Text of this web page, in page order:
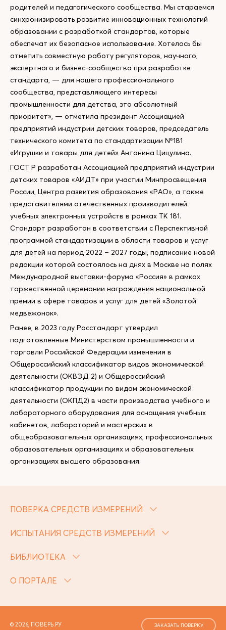
родителей и педагогического сообщества. Мы стараемся
синхронизировать развитие инновационных технологий
образовании с разработкой стандартов, которые
обеспечат их безопасное использование. Хотелось бы
отметить совместную работу регуляторов, научного,
экспертного и бизнес-сообщества при разработке
стандарта, — для нашего профессионального
сообщества, представляющего интересы
промышленности для детства, это абсолютный
приоритет», — отметила президент Ассоциацией
предприятий индустрии детских товаров, председатель
технического комитета по стандартизации №181
«Игрушки и товары для детей» Антонина Цицулина.
ГОСТ Р разработан Ассоциацией предприятий индустрии
детских товаров «АИДТ» при участии Минпросвещения
России, Центра развития образования «РАО», а также
представителями отечественных производителей
учебных электронных устройств в рамках ТК 181.
Стандарт разработан в соответствии с Перспективной
программой стандартизации в области товаров и услуг
для детей на период 2022 – 2027 годы, подписание новой
редакции которой состоялось на днях в Москве на полях
Международной выставки-форума «Россия» в рамках
торжественной церемонии награждения национальной
премии в сфере товаров и услуг для детей «Золотой
медвежонок».
Ранее, в 2023 году Росстандарт утвердил
подготовленные Министерством промышленности и
торговли Российской Федерации изменения в
Общероссийский классификатор видов экономической
деятельности (ОКВЭД 2) и Общероссийский
классификатор продукции по видам экономической
деятельности (ОКПД2) в части производства учебного и
лабораторного оборудования для оснащения учебных
кабинетов, лабораторий и мастерских в
общеобразовательных организациях, профессиональных
образовательных организациях и образовательных
организациях высшего образования.
ПОВЕРКА СРЕДСТВ ИЗМЕРЕНИЙ
ИСПЫТАНИЯ СРЕДСТВ ИЗМЕРЕНИЙ
БИБЛИОТЕКА
О ПОРТАЛЕ
© 2026, ПОВЕРЬ.РУ ЗАКАЗАТЬ ПОВЕРКУ